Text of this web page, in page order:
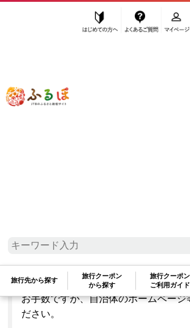
ふるぽ JTBのふるさと納税サイト
旅行先から探す
旅行クーポン
から探す
旅行クーポン
ご利用ガイド
「兵庫県西脇市」はふるぽからお申込
はできません。
お手数ですが、自治体のホームページ
ださい。